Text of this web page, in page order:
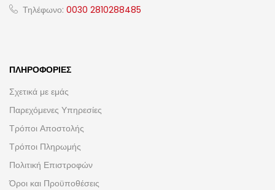
Τηλέφωνο: 0030 2810288485
ΠΛΗΡΟΦΟΡΊΕΣ
Σχετικά με εμάς
Παρεχόμενες Υπηρεσίες
Τρόποι Αποστολής
Τρόποι Πληρωμής
Πολιτική Επιστροφών
Όροι και Προϋποθέσεις